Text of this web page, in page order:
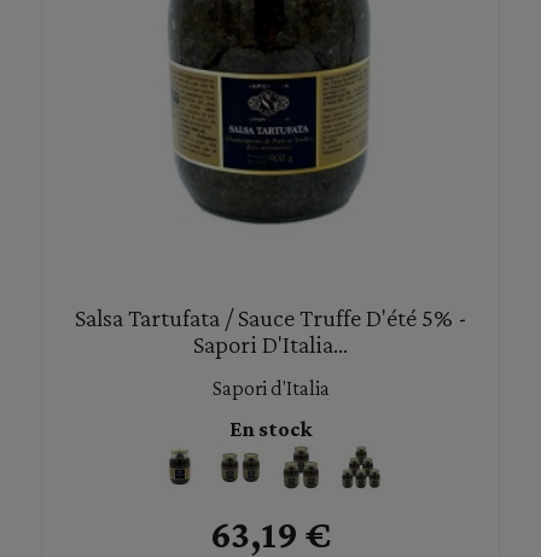
Salsa Tartufata / Sauce Truffe D'été 5% -
Sapori D'Italia...
Sapori d'Italia
En stock
63,19 €